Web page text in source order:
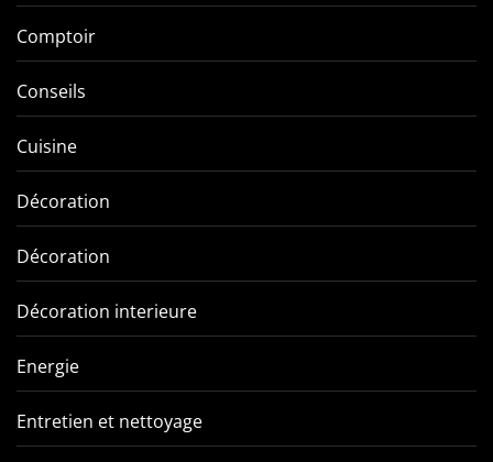
Comptoir
Conseils
Cuisine
Décoration
Décoration
Décoration interieure
Energie
Entretien et nettoyage